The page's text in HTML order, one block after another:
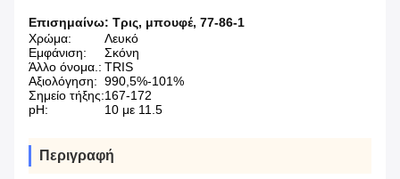
Επισημαίνω: Τρις, μπουφέ, 77-86-1
Χρώμα:
Λευκό
Εμφάνιση:
Σκόνη
Άλλο όνομα.: TRIS
Αξιολόγηση: 990,5%-101%
Σημείο τήξης:167-172
pH:
10 με 11.5
Περιγραφή